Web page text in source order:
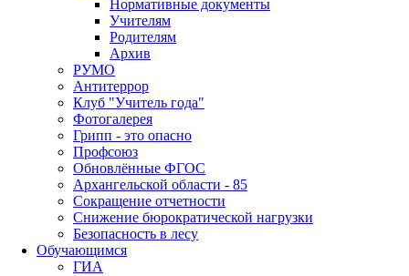
Нормативные документы
Учителям
Родителям
Архив
РУМО
Антитеррор
Клуб "Учитель года"
Фотогалерея
Грипп - это опасно
Профсоюз
Обновлённые ФГОС
Архангельской области - 85
Сокращение отчетности
Снижение бюрократической нагрузки
Безопасность в лесу
Обучающимся
ГИА